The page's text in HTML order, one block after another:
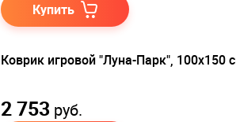
Купить
Коврик игровой "Луна-Парк", 100х150
2 753 руб.